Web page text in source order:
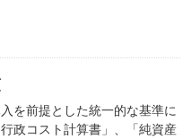
を前提とした統一的な基準に
政コスト計算書」、「純資産